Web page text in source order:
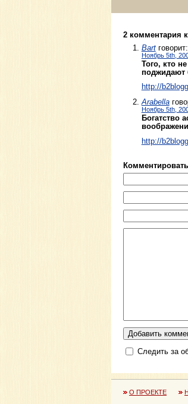
2 комментария к
Bartговорит:
Ноябрь 5th,
Того, кто
поджидают
http://
Arabella
Ноябрь 5th,
Богатство
http://
Комментировать
Следить за
О ПРОЕКТЕ